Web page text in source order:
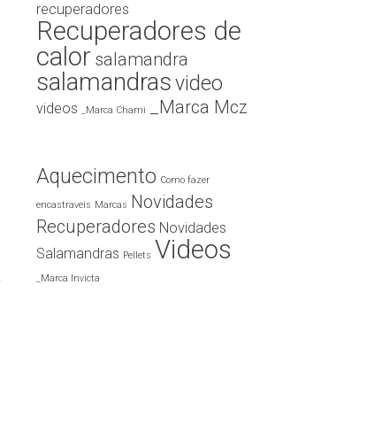
recuperadores
Recuperadores de
calor salamandra
salamandrasvideo
videos _Marca Chami _Marca Mcz
Aquecimento Como fazer
encastraveis Marcas Novidades
Recuperadores Novidades
Salamandras Pellets Videos
_Marca Invicta